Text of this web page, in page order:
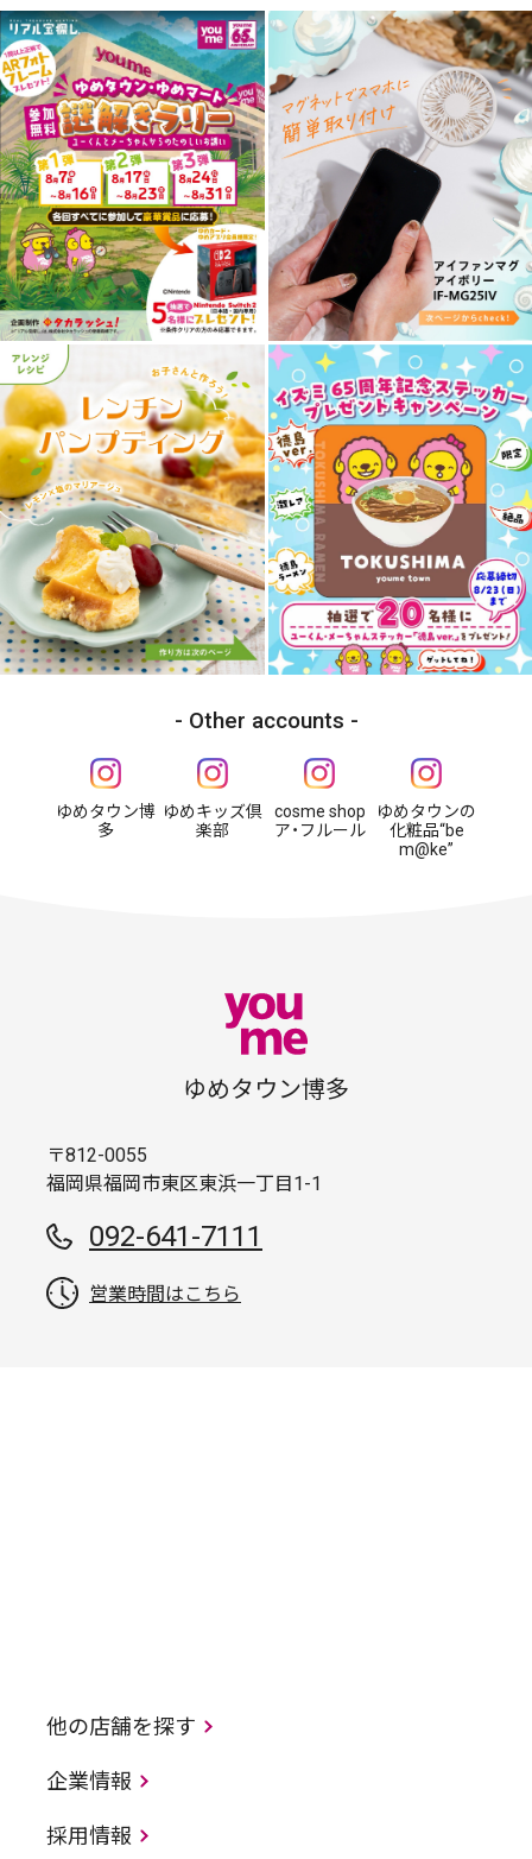
Other accounts
ゆめタウン博
多
ゆめキッズ倶
楽部
cosme shop
ア・フルール
ゆめタウンの
化粧品“be
m@ke”
ゆめタウン博多
〒812-0055
福岡県福岡市東区東浜一丁目1-1
092-641-7111
営業時間はこちら
他の店舗を探す
企業情報
採用情報